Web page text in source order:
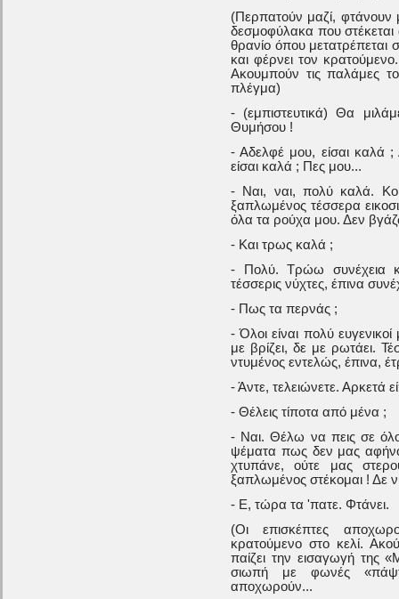
(Περπατούν μαζί, φτάνουν
δεσμοφύλακα που στέκεται
θρανίο όπου μετατρέπεται
και φέρνει τον
Ακουμπούν τις παλάμες
πλέγμα)
- (εμπιστευτικά) Θα
Θυμήσου !
- Αδελφέ μου, είσαι
είσαι καλά ; Πες μου...
- Ναι, ναι, πολύ καλά.
ξαπλωμένος τέσσερα
όλα τα ρούχα μου. Δεν
- Και τρως καλά ;
- Πολύ. Τρώω συνέχεια
τέσσερις νύχτες, έπινα
- Πως τα περνάς ;
- Όλοι είναι πολύ
με βρίζει, δε με ρωτάει.
ντυμένος εντελώς, έπινα,
- Άντε, τελειώνετε. Αρκετά
- Θέλεις τίποτα από μένα ;
- Ναι. Θέλω να πεις σε
ψέματα πως δεν μας
χτυπάνε, ούτε μας
ξαπλωμένος στέκομαι ! Δε
- Ε, τώρα τα 'πατε. Φτάνει.
(Οι επισκέπτες
κρατούμενο στο κελί.
παίζει την εισαγωγή της
σιωπή με φωνές
αποχωρούν...